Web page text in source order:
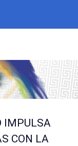
IMPULSA
CON LA